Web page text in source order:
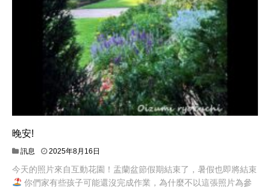
晚安!
訊息 2025年8月16日
今天的照片來自互動花園！盂蘭盆節假期結束了，暑假也即將結束
你們家有些孩子可能還沒完成作業，為什麼不以這張照片為參